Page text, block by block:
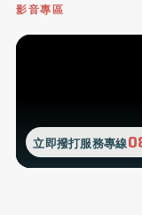
影音專區
立即撥打服務專線